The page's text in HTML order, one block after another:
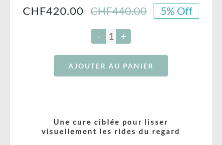
Bouche
Maquillage Permanent
Soins Corps
CHF440.00Le
était :
CHF440.00.
CHF420.00
Le
est :
CHF420.00.
5% Off
quantité
de
Cure
4
coréen
au
AJOUTER AU PANIER
Une cure ciblée pour lisser
visuellement les rides du regard